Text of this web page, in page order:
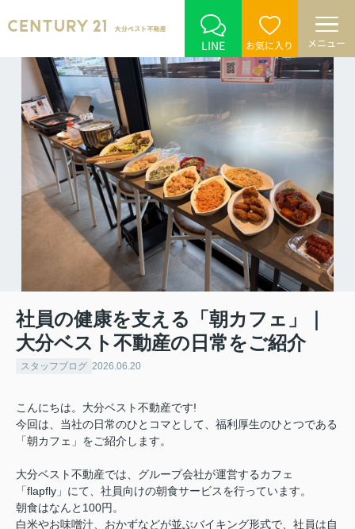
LINE お気に入り メニュー
社員の健康を支える「朝カフェ」｜
大分ベスト不動産の日常をご紹介
スタッフブログ 2026.06.20
こんにちは。大分ベスト不動産です!
今回は、当社の日常のひとコマとして、福利厚生のひとつである
「朝カフェ」をご紹介します。
大分ベスト不動産では、グループ会社が運営するカフェ
「flapfly」にて、社員向けの朝食サービスを行っています。
朝食はなんと100円。
白米やお味噌汁、おかずなどが並ぶバイキング形式で、社員は自